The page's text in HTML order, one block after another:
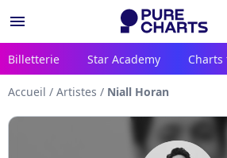
menu
Billetterie Star Academy Charts
Accueil / Artistes / Niall Horan